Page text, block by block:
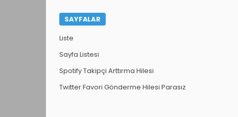
SAYFALAR
Liste
Sayfa Listesi
Spotify Takipçi Arttırma Hilesi
Twitter Favori Gönderme Hilesi Parasız